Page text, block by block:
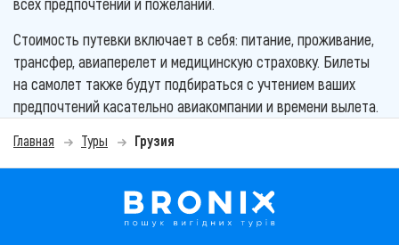
Стоимость путевки включает в себя: питание, проживание,
трансфер, авиаперелет и медицинскую страховку. Билеты
на самолет также будут подбираться с учтением ваших
предпочтений касательно авиакомпании и времени вылета.
Главная Туры Грузия